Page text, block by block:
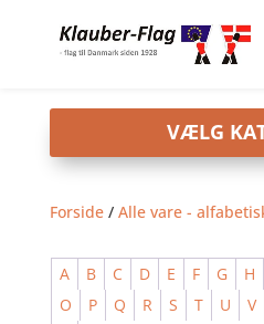
Forside/ Alle vare -
A B C D E F G H
O
P Q R S T U V